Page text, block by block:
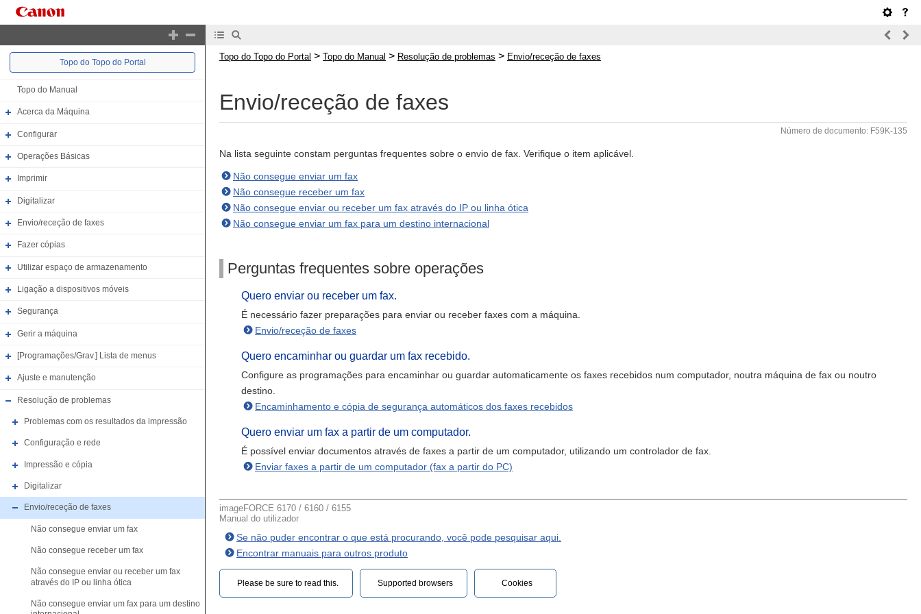
Topo do Topo do Portal
Topo do Manual
Acerca da Máquina
Configurar
Operações Básicas
Imprimir
Digitalizar
Envio/receção de faxes
Fazer cópias
Utilizar espaço de armazenamento
Ligação a dispositivos móveis
Segurança
Gerir a máquina
[Programações/Grav.] Lista de menus
Ajuste e manutenção
Resolução de problemas
Problemas com os resultados da impressão
Configuração e rede
Impressão e cópia
Digitalizar
Envio/receção de faxes
Não consegue enviar um fax
Não consegue receber um fax
Não consegue enviar ou receber um fax
através do IP ou linha ótica
Não consegue enviar um fax para um destino
Topo do Topo do Portal > Topo do Manual > Resolução de problemas > Envio/receção de faxes
Envio/receção de faxes
Número de documento: F59K-135
Na lista seguinte constam perguntas frequentes sobre o envio de fax. Verifique o item aplicável.
Não consegue enviar um fax
Não consegue receber um fax
Não consegue enviar ou receber um fax através do IP ou linha ótica
Não consegue enviar um fax para um destino internacional
Perguntas frequentes sobre operações
Quero enviar ou receber um fax.
É necessário fazer preparações para enviar ou receber faxes com a máquina.
Envio/receção de faxes
Quero encaminhar ou guardar um fax recebido.
Configure as programações para encaminhar ou guardar automaticamente os faxes recebidos num computador, noutra máquina de fax ou noutro
destino.
Encaminhamento e cópia de segurança automáticos dos faxes recebidos
Quero enviar um fax a partir de um computador.
É possível enviar documentos através de faxes a partir de um computador, utilizando um controlador de fax.
Enviar faxes a partir de um computador (fax a partir do PC)
imageFORCE 6170 / 6160 / 6155
Manual do utilizador
Se não puder encontrar o que está procurando, você pode pesquisar aqui.
Encontrar manuais para outros produto
Please be sure to read this.‎ Supported browsers Cookies